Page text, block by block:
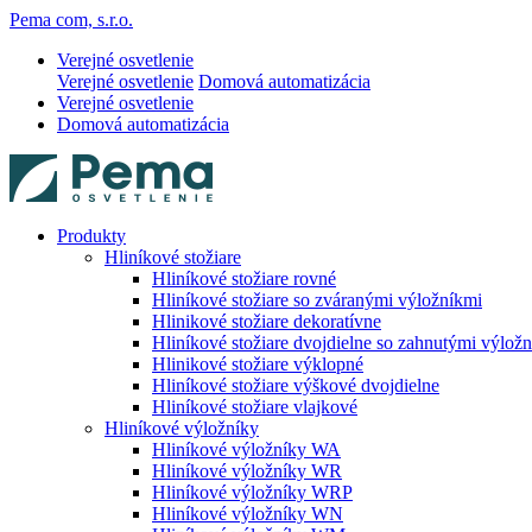
Pema com, s.r.o.
Verejné osvetlenie
Verejné osvetlenie Domová automatizácia
Verejné osvetlenie
Domová automatizácia
Produkty
Hliníkové stožiare
Hliníkové stožiare rovné
Hliníkové stožiare so zváranými výložníkmi
Hlinikové stožiare dekoratívne
Hliníkové stožiare dvojdielne so zahnutými
Hlinikové stožiare výklopné
Hliníkové stožiare výškové dvojdielne
Hliníkové stožiare vlajkové
Hliníkové výložníky
Hliníkové výložníky WA
Hliníkové výložníky WR
Hliníkové výložníky WRP
Hliníkové výložníky WN